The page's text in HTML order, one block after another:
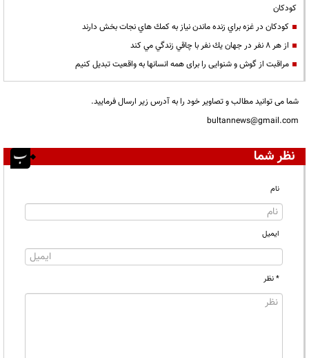
كودكان
كودكان در غزه براي زنده ماندن نياز به كمك هاي نجات بخش دارند
از هر 8 نفر در جهان يك نفر با چاقي زندگي مي كند
مراقبت از گوش و شنوایی را برای همه انسانها به واقعیت تبدیل کنیم
شما می توانید مطالب و تصاویر خود را به آدرس زیر ارسال فرمایید.
bultannews@gmail.com
نظر شما
نام
ایمیل
* نظر